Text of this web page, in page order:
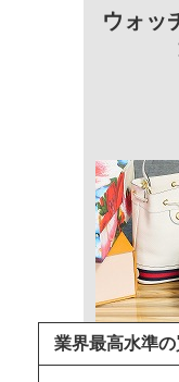
ウォッ
業界最高水準